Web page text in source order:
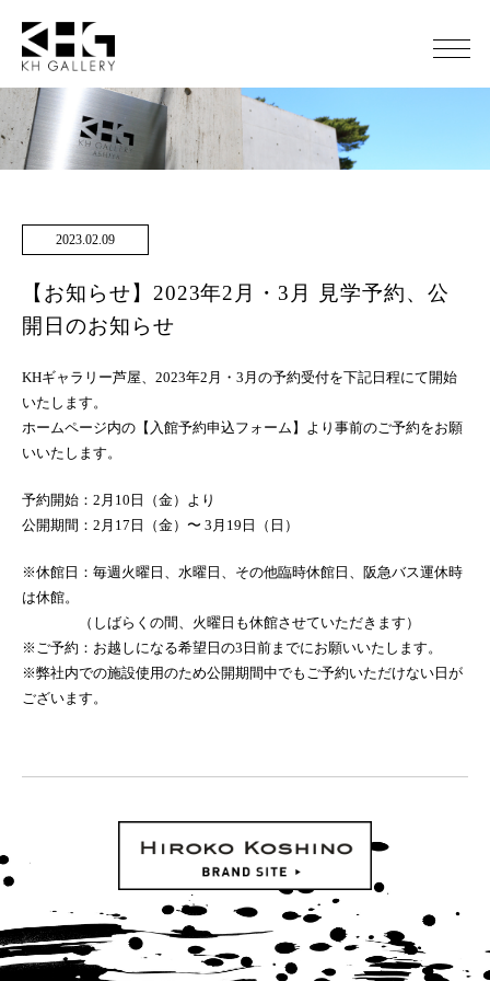
2023.02.09
【お知らせ】2023年2月・3月 見学予約、公
開日のお知らせ
KHギャラリー芦屋、2023年2月・3月の予約受付を下記日程にて開始
いたします。
ホームページ内の【入館予約申込フォーム】より事前のご予約をお願
いいたします。
予約開始：2月10日（金）より
公開期間：2月17日（金）〜 3月19日（日）
※休館日：毎週火曜日、水曜日、その他臨時休館日、阪急バス運休時
は休館。
（しばらくの間、火曜日も休館させていただきます）
※ご予約：お越しになる希望日の3日前までにお願いいたします。
※弊社内での施設使用のため公開期間中でもご予約いただけない日が
ございます。